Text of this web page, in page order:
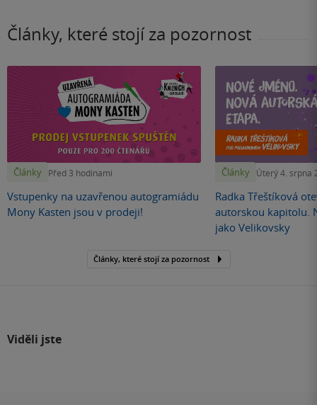
Články, které stojí za pozornost
Články Před 3 hodinami
Vstupenky na uzavřenou autogramiádu
Mony Kasten jsou v prodeji!
Články Úterý 4. srpna
Radka Třeštíková
autorskou kapitolu.
jako Velikovsky
Články, které stojí za pozornost
Viděli jste